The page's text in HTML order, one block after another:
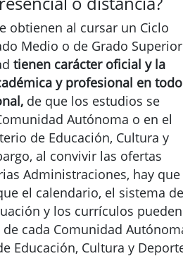
obtienen al cursar un Ciclo
Medio o de Grado Superior
tienen carácter oficial y la
y profesional en todo
de que los estudios se
Autónoma o en el
de Educación, Cultura y
al convivir las ofertas
Administraciones, hay que
el calendario, el sistema de
y los currículos pueden
cada Comunidad
Educación, Cultura y